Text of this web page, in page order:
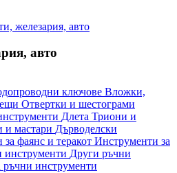
железария, авто
авто
ключове Вложки,
Отвертки и шестограми
Длета Триони и
и мастари Дърводелски
фаянс и теракот Инструменти за
Други ръчни
ръчни инструменти